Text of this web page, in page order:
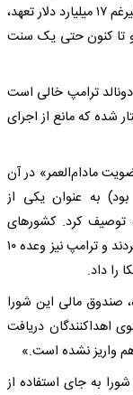
صندوق «شورای صلح» دونالد ترامپ خالی است؛ علیرغم ۱۷ میلیارد دلار تعهد،
و تا کنون حتی یک سنت
ترامپ خالی است
شده که مانع از اجرای
مادام‌العمر» در آن
بود) به عنوان یکی از
توصیف کرد. کشورهای
عضو ۷ میلیارد دلار برای «بسته امدادی» غزه تعهد کردند و ترامپ نیز وعده ۱۰
را داد.
صندوق مالی این شورا
اهداکنندگان دریافت
واریز نشده است.»
به جای استفاده از